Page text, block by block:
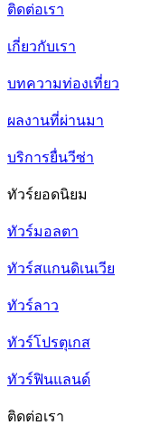
ติดต่อเรา
เกี่ยวกับเรา
บทความท่องเที่ยว
ผลงานที่ผ่านมา
บริการยื่นวีซ่า
ทัวร์ยอดนิยม
ทัวร์มอลตา
ทัวร์สแกนดิเนเวีย
ทัวร์ลาว
ทัวร์โปรตุเกส
ทัวร์ฟินแลนด์
ติดต่อเรา